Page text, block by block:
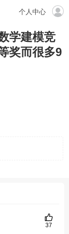
个人中心
学建模竞
奖而很多9
37